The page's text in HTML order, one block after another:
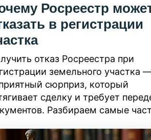
Росреестр
в регистрации
отказ Росреестра при
земельного участка
сюрприз, который
сделку и требует
Разбираем самые
плане до пересечения